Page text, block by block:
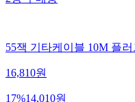
2명구매중
55잭 기타케이블 10M 플
16,810원